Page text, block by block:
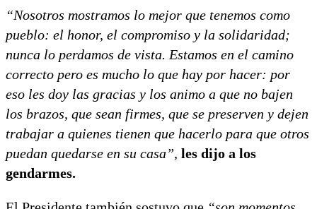
“Nosotros mostramos lo mejor que tenemos como
pueblo: el honor, el compromiso y la solidaridad;
nunca lo perdamos de vista. Estamos en el camino
correcto pero es mucho lo que hay por hacer: por
eso les doy las gracias y los animo a que no bajen
los brazos, que sean firmes, que se preserven y dejen
trabajar a quienes tienen que hacerlo para que otros
puedan quedarse en su casa”, les dijo a los
gendarmes.